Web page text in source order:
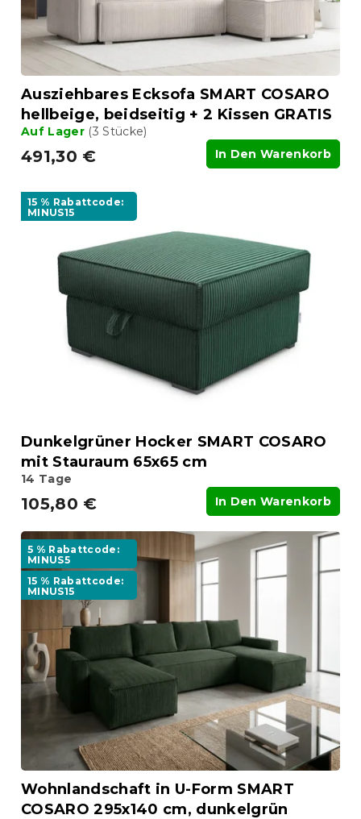
go
u
k
eAusziehbares Ecksofa SMART COSARO
hellbeige, beidseitig + 2 Kissen GRATIS
Auf Lager (3 Stücke)
491,30 € In Den Warenkorb
15 % Rabattcode:
MINUS15
Dunkelgrüner Hocker SMART COSARO
mit Stauraum 65x65 cm
14 Tage
105,80 € In Den Warenkorb
5 % Rabattcode:
MINUS5
15 % Rabattcode:
MINUS15
Wohnlandschaft in U-Form SMART
COSARO 295x140 cm, dunkelgrün